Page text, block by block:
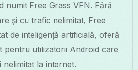
numit Free Grass VPN. Fără
și cu trafic nelimitat, Free
de inteligență artificială, oferă
pentru utilizatorii Android care
nelimitat la internet.